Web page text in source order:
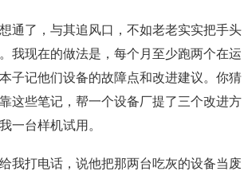
通了，与其追风口，不如老老实实把手头
我现在的做法是，每个月至少跑两个在运
子记他们设备的故障点和改进建议。你猜
这些笔记，帮一个设备厂提了三个改进方
一台样机试用。
给我打电话，说他把那两台吃灰的设备当废